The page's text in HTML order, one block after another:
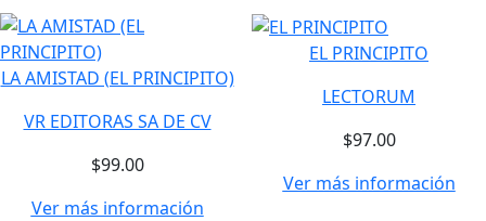
LA AMISTAD (EL PRINCIPITO)
VR EDITORAS SA DE CV
$99.00
Ver más información
EL PRINCIPITO
LECTORUM
$97.00
Ver más información